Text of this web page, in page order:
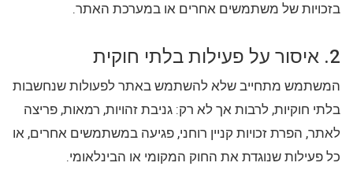
בזכויות של משתמשים אחרים או במערכת האתר.
2. איסור על פעילות בלתי חוקית
המשתמש מתחייב שלא להשתמש באתר לפעולות שנחשבות
בלתי חוקיות, לרבות אך לא רק: גניבת זהויות, רמאות, פריצה
לאתר, הפרת זכויות קניין רוחני, פגיעה במשתמשים אחרים, או
כל פעילות שנוגדת את החוק המקומי או הבינלאומי.